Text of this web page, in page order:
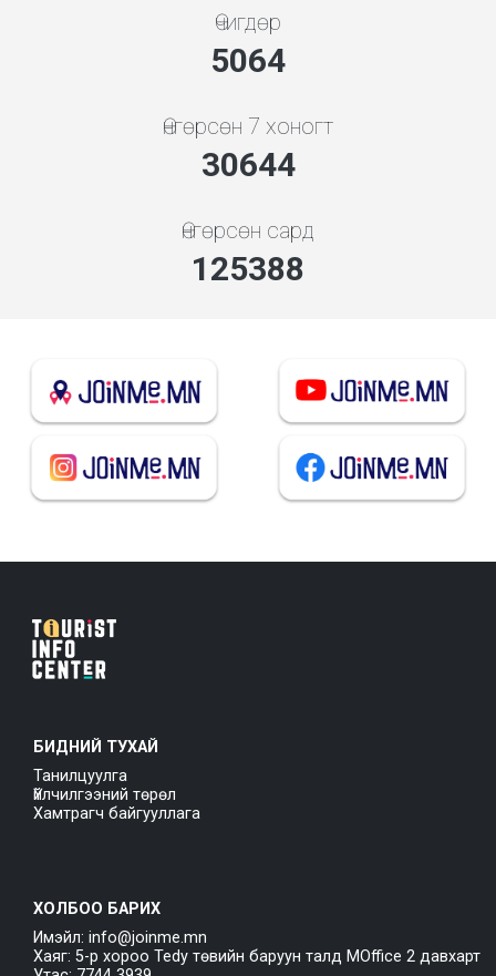
Өчигдөр
5648
Өнгөрсөн 7 хоногт
34180
Өнгөрсөн сард
139856
БИДНИЙ ТУХАЙ
Танилцуулга
Үйлчилгээний төрөл
Хамтрагч байгууллага
ХОЛБОО БАРИХ
Имэйл: info@joinme.mn
Хаяг: 5-р хороо Tedy төвийн баруун талд MOffice 2 давхарт